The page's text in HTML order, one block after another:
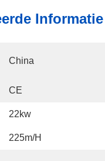
Informatie
China
CE
22kw
225m/h